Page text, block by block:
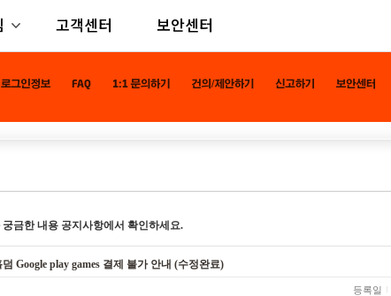
고객센터 보안센터
금한 내용 공지사항에서 확인하세요.
Google play games 결제 불가 안내 (수정완료)
등록일